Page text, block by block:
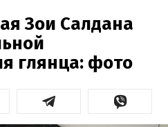
Зои Салдана
глянца: фото